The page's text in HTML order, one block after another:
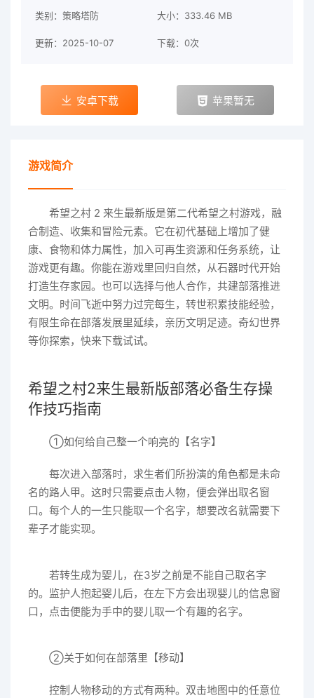
类别：策略塔防 大小：333.46 MB
更新：2025-10-07 下载：0次
安卓下载 苹果暂无
游戏简介
希望之村 2 来生最新版是第二代希望之村游戏，融
合制造、收集和冒险元素。它在初代基础上增加了健
康、食物和体力属性，加入可再生资源和任务系统，让
游戏更有趣。你能在游戏里回归自然，从石器时代开始
打造生存家园。也可以选择与他人合作，共建部落推进
文明。时间飞逝中努力过完每生，转世积累技能经验，
有限生命在部落发展里延续，亲历文明足迹。奇幻世界
等你探索，快来下载试试。
希望之村2来生最新版部落必备生存操
作技巧指南
①如何给自己整一个响亮的【名字】
每次进入部落时，求生者们所扮演的角色都是未命
名的路人甲。这时只需要点击人物，便会弹出取名窗
口。每个人的一生只能取一个名字，想要改名就需要下
辈子才能实现。
若转生成为婴儿，在3岁之前是不能自己取名字
的。监护人抱起婴儿后，在左下方会出现婴儿的信息窗
口，点击便能为手中的婴儿取一个有趣的名字。
②关于如何在部落里【移动】
控制人物移动的方式有两种。双击地图中的任意位